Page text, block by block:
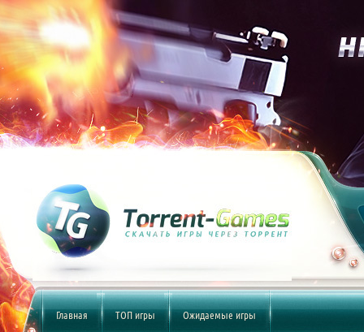
Главная ТОП игры Ожидаемые игры